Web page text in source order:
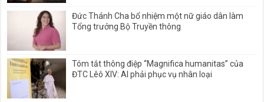
Đức Thánh Cha bổ nhiệm một nữ giáo dân làm
Tổng trưởng Bộ Truyền thông
Tóm tắt thông điệp “Magnifica humanitas” của
ĐTC Lêô XIV: AI phải phục vụ nhân loại